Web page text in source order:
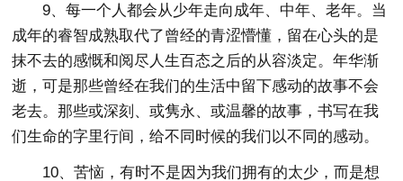
9、每一个人都会从少年走向成年、中年、老年。当
成年的睿智成熟取代了曾经的青涩懵懂，留在心头的是
抹不去的感慨和阅尽人生百态之后的从容淡定。年华渐
逝，可是那些曾经在我们的生活中留下感动的故事不会
老去。那些或深刻、或隽永、或温馨的故事，书写在我
们生命的字里行间，给不同时候的我们以不同的感动。
10、苦恼，有时不是因为我们拥有的太少，而是想